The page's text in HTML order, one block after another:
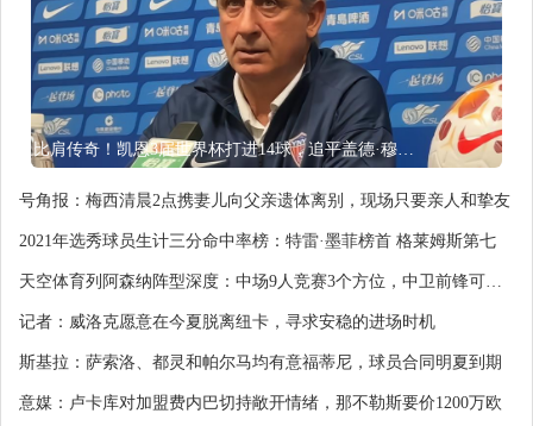
比肩传奇！凯恩3届世界杯打进14球，追平盖德·穆勒并排前史第5
号角报：梅西清晨2点携妻儿向父亲遗体离别，现场只要亲人和挚友
2021年选秀球员生计三分命中率榜：特雷·墨菲榜首 格莱姆斯第七
天空体育列阿森纳阵型深度：中场9人竞赛3个方位，中卫前锋可加
记者：威洛克愿意在今夏脱离纽卡，寻求安稳的进场时机
斯基拉：萨索洛、都灵和帕尔马均有意福蒂尼，球员合同明夏到期
意媒：卢卡库对加盟费内巴切持敞开情绪，那不勒斯要价1200万欧